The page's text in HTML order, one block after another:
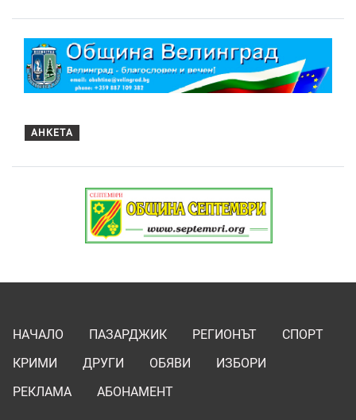
АНКЕТА
НАЧАЛО ПАЗАРДЖИК РЕГИОНЪТ
СПОРТ
КРИМИ
ДРУГИ ОБЯВИ
ИЗБОРИ
РЕКЛАМА
АБОНАМЕНТ